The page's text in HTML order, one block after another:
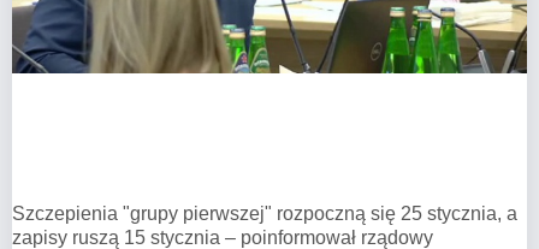
Szczepienia "grupy pierwszej" rozpoczną się 25 stycznia, a
zapisy ruszą 15 stycznia – poinformował rządowy